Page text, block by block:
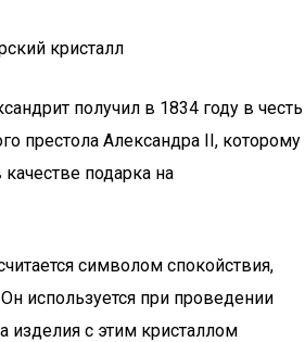
кристалл
получил в 1834 году в честь
престола Александра II, которому
подарка на
символом спокойствия,
используется при проведении
изделия с этим кристаллом